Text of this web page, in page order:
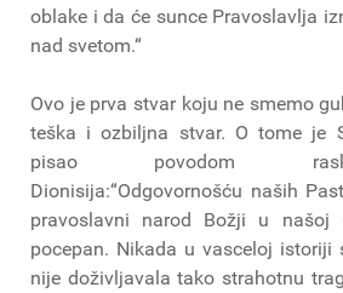
oblake i da će sunce Pravoslavlja
nad svetom.“
Ovo je prva stvar koju ne smemo
teška i ozbiljna stvar. O tome je
pisao povodom
Dionisija:“Odgovornošću naših
pravoslavni narod Božji u našoj
pocepan. Nikada u vasceloj istoriji
nije doživljavala tako strahotnu